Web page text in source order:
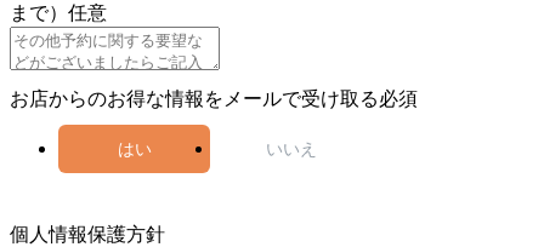
まで） 任意
お店からのお得な情報をメールで受け取る必須
はい いいえ
個人情報保護方針